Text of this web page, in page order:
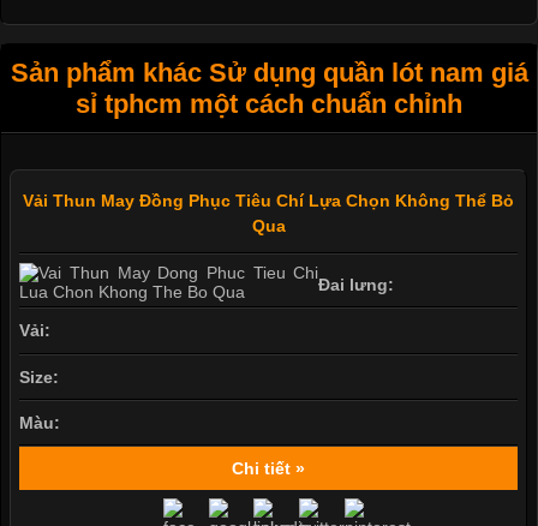
Sản phẩm khác Sử dụng quần lót nam giá
sỉ tphcm một cách chuẩn chỉnh
Vải Thun May Đồng Phục Tiêu Chí Lựa Chọn Không Thể Bỏ
Qua
Đai lưng:
Vải:
Size:
Màu:
Chi tiết »